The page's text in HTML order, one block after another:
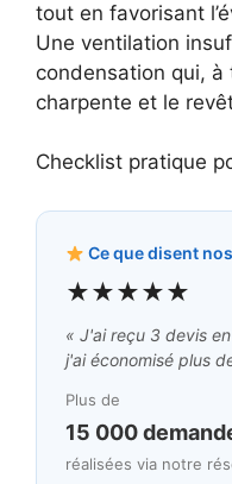
tout en favorisant
Une ventilation
condensation qui,
charpente et le
Checklist pratique
Ce que disent
★★★★★
« J'ai reçu 3 devis
j'ai économisé plus
Plus de
15 000
réalisées via notre